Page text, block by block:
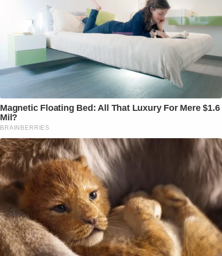
Magnetic Floating Bed: All That Luxury For Mere $1.6
Mil?
BRAINBERRIES